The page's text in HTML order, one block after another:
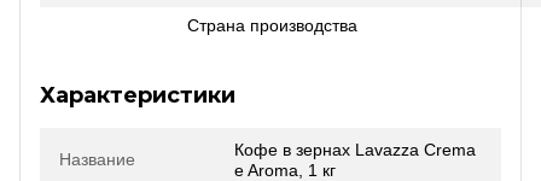
Страна производства
Характеристики
Название
Кофе в зернах Lavazza Crema
e Aroma, 1 кг